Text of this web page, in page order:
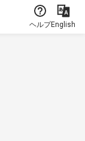
ヘルプEnglish